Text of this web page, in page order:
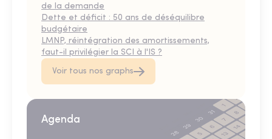
de la demande
Dette et déficit : 50 ans de déséquilibre
budgétaire
LMNP, réintégration des amortissements,
faut-il privilégier la SCI à l'IS ?
Voir tous nos graphs
Agenda